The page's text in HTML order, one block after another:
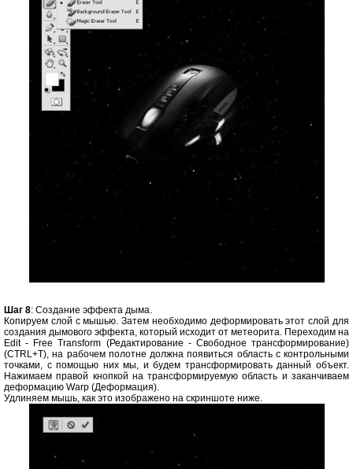
Шаг 8: Создание эффекта дыма.
Копируем слой с мышью. Затем необходимо деформировать этот слой для
создания дымового эффекта, который исходит от метеорита. Переходим на
Edit - Free Transform (Редактирование - Свободное трансформирование)
(CTRL+T), на рабочем полотне должна появиться область с контрольными
точками, с помощью них мы, и будем трансформировать данный объект.
Нажимаем правой кнопкой на трансформируемую область и заканчиваем
деформацию Warp (Деформация).
Удлиняем мышь, как это изображено на скриншоте ниже.